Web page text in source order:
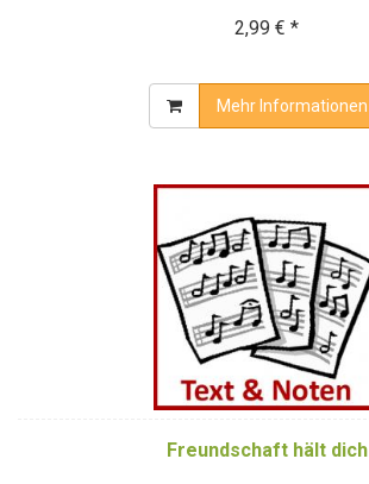
2,99 € *
Mehr Informationen
Freundschaft hält dich